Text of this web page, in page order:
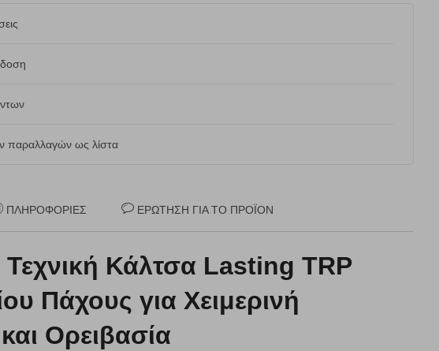
παραλλαγών ως λίστα
ΠΛΗΡΟΦΟΡΊΕΣ ΕΡΏΤΗΣΗ ΓΙΑ ΤΟ ΠΡΟΪΌΝ
Τεχνική Κάλτσα Lasting TRP
Πάχους για Χειμερινή
Ορειβασία